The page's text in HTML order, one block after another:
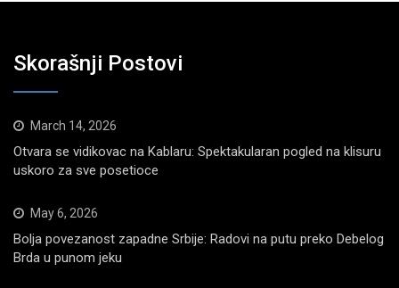
Skorašnji Postovi
March 14, 2026
Otvara se vidikovac na Kablaru: Spektakularan pogled na klisuru
uskoro za sve posetioce
May 6, 2026
Bolja povezanost zapadne Srbije: Radovi na putu preko Debelog
Brda u punom jeku